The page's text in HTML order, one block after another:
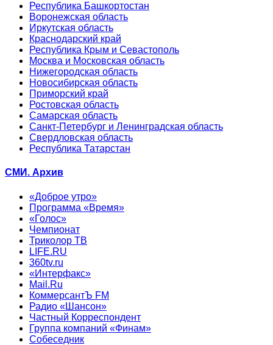
Республика Башкортостан
Воронежская область
Иркутская область
Краснодарский край
Республика Крым и Севастополь
Москва и Московская область
Нижегородская область
Новосибирская область
Приморский край
Ростовская область
Самарская область
Санкт-Петербург и Ленинградская область
Свердловская область
Республика Татарстан
СМИ. Архив
«Доброе утро»
Программа «Время»
«Голос»
Чемпионат
Триколор ТВ
LIFE.RU
360tv.ru
«Интерфакс»
Mail.Ru
КоммерсантЪ FM
Радио «Шансон»
Частный Корреспондент
Группа компаний «Финам»
Собеседник